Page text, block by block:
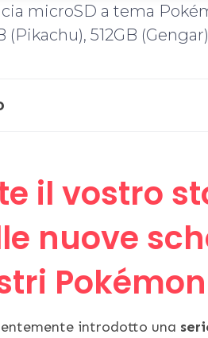
microSD a tema
512GB
il vostro
nuove
introdotto una